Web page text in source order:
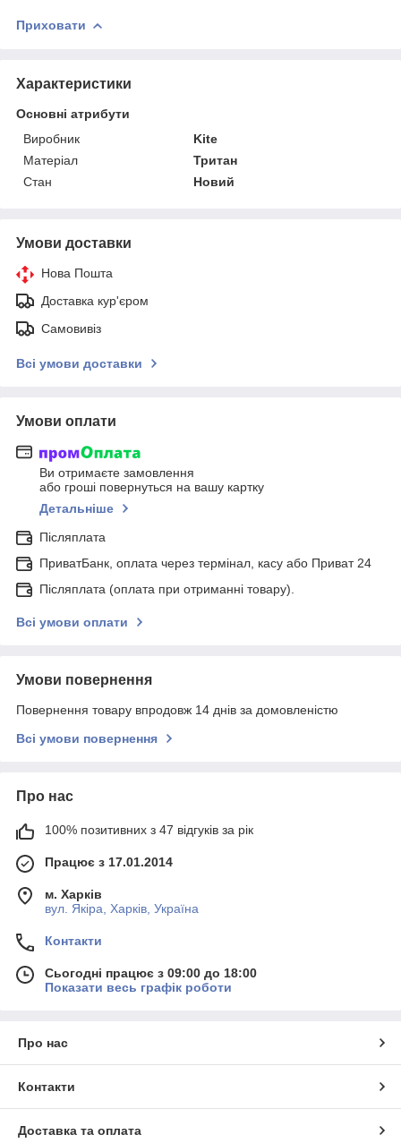
Приховати
Характеристики
Основні атрибути
Виробник
Kite
Матеріал
Тритан
Стан
Новий
Умови доставки
Нова Пошта
Доставка кур'єром
Самовивіз
Всі умови доставки
Умови оплати
Ви отримаєте замовлення
або гроші повернуться на вашу картку
Детальніше
Післяплата
ПриватБанк, оплата через термінал, касу або Приват 24
Післяплата (оплата при отриманні товару).
Всі умови оплати
Умови повернення
Повернення товару впродовж 14 днів за домовленістю
Всі умови повернення
Про нас
100% позитивних з 47 відгуків за рік
Працює з 17.01.2014
м. Харків
вул. Якіра, Харків, Україна
Контакти
Сьогодні працює з 09:00 до 18:00
Показати весь графік роботи
Про нас
Контакти
Доставка та оплата